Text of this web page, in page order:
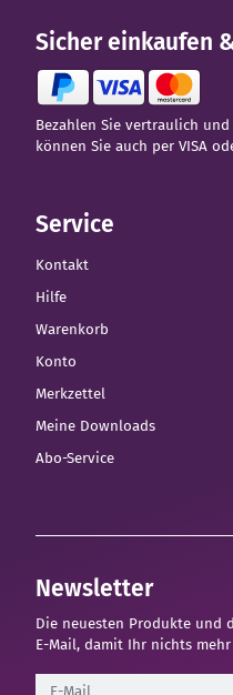
Sicher einkaufen
Bezahlen Sie vertraulich und
können Sie auch per VISA
Service
Kontakt
Hilfe
Warenkorb
Konto
Merkzettel
Meine Downloads
Abo-Service
Newsletter
Die neuesten Produkte und
E-Mail, damit Ihr nichts
Newsletter